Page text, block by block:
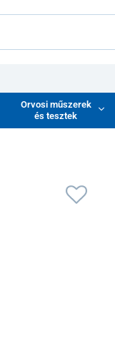
Orvosi műszerek
és tesztek